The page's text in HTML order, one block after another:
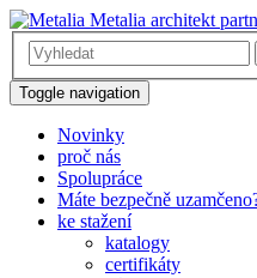
Metalia architekt
Toggle navigation
Novinky
proč nás
Spolupráce
Máte bezpečně
ke stažení
katalogy
certifikáty